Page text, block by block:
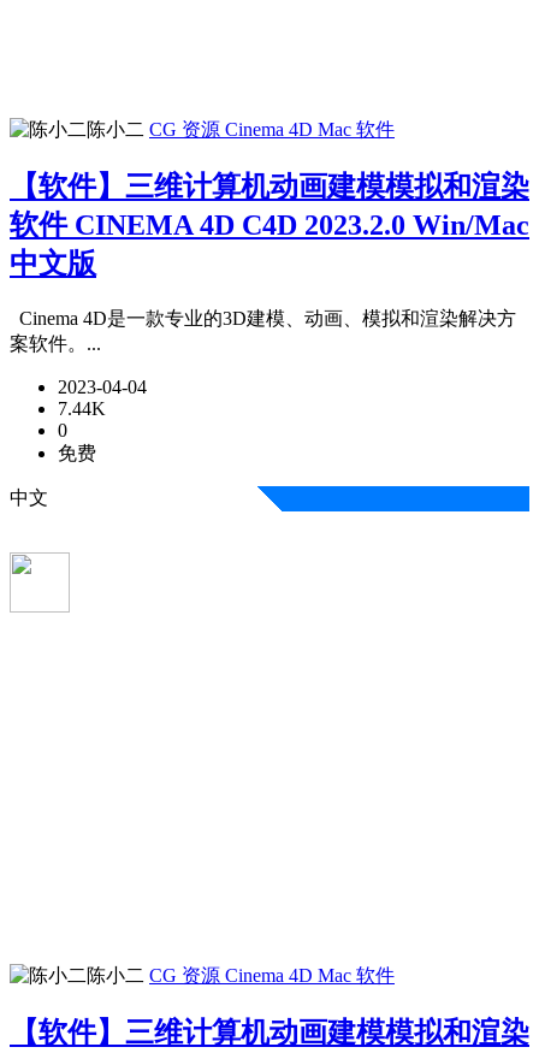
陈小二 CG 资源 Cinema 4D Mac 软件
【软件】三维计算机动画建模模拟和渲染
软件 CINEMA 4D C4D 2023.2.0 Win/Mac
中文版
Cinema 4D是一款专业的3D建模、动画、模拟和渲染解决方
案软件。...
2023-04-04
7.44K
0
免费
中文
陈小二 CG 资源 Cinema 4D Mac 软件
【软件】三维计算机动画建模模拟和渲染